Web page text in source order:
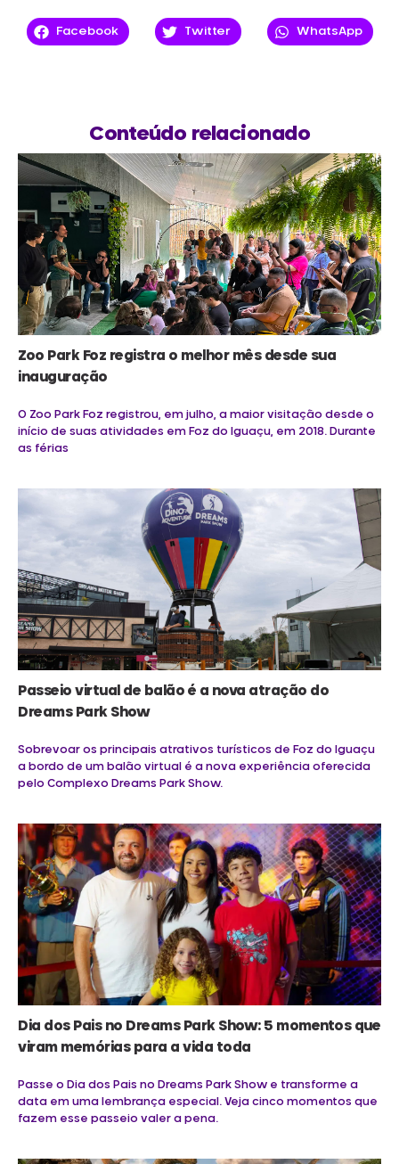
Facebook Twitter WhatsApp
Conteúdo relacionado
Zoo Park Foz registra o melhor mês desde sua
inauguração
O Zoo Park Foz registrou, em julho, a maior visitação desde o
início de suas atividades em Foz do Iguaçu, em 2018. Durante
as férias
Passeio virtual de balão é a nova atração do
Dreams Park Show
Sobrevoar os principais atrativos turísticos de Foz do Iguaçu
a bordo de um balão virtual é a nova experiência oferecida
pelo Complexo Dreams Park Show.
Dia dos Pais no Dreams Park Show: 5 momentos que
viram memórias para a vida toda
Passe o Dia dos Pais no Dreams Park Show e transforme a
data em uma lembrança especial. Veja cinco momentos que
fazem esse passeio valer a pena.